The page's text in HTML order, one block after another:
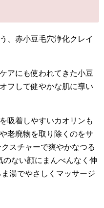
、赤小豆毛穴浄化クレイ
アにも使われてきた小豆
フして健やかな肌に導い
吸着しやすいカオリンも
老廃物を取り除くのをサ
スチャーで爽やかなつる
のない顔にまんべんなく伸
湯でやさしくマッサージ